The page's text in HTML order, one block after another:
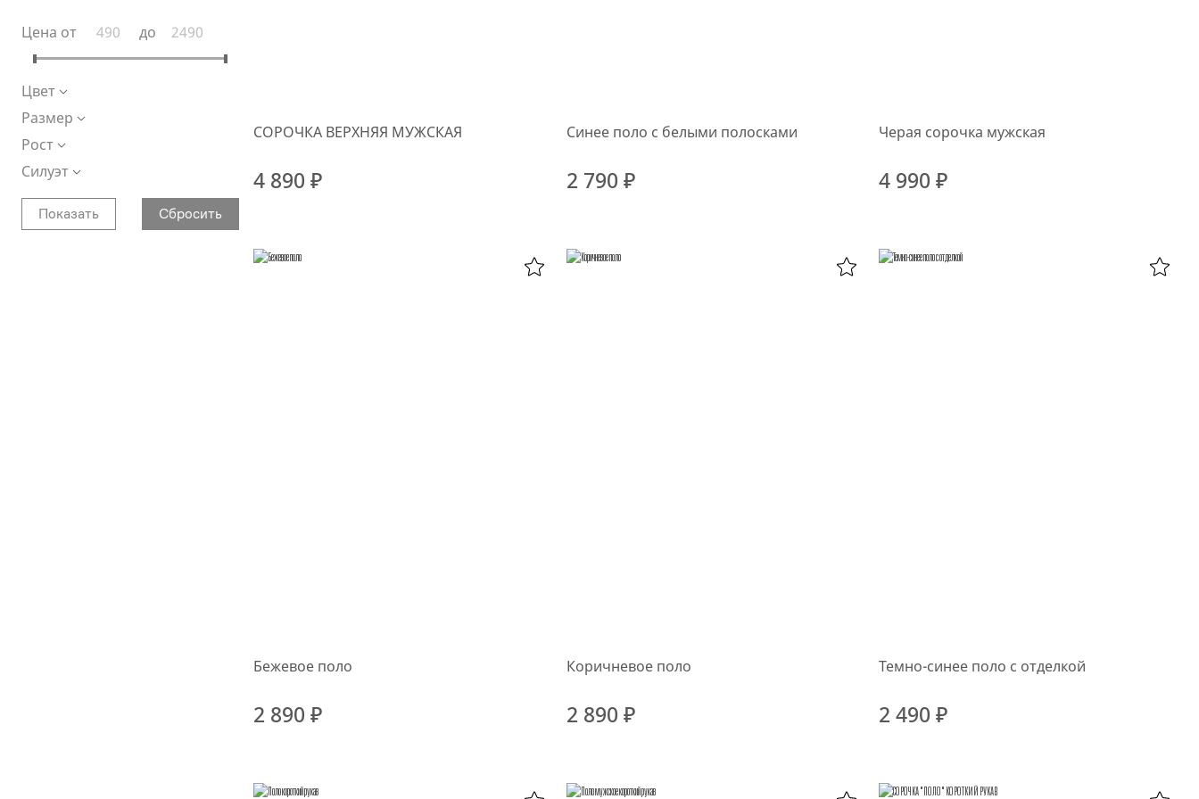
Цена от до
Цвет
Размер
Рост
Силуэт
СОРОЧКА ВЕРХНЯЯ МУЖСКАЯ
4 890 ₽
Синее поло с белыми полосками
2 790 ₽
Черая сорочка мужская
4 990 ₽
Бежевое поло
2 890 ₽
Коричневое поло
2 890 ₽
Темно-синее поло с отделкой
2 490 ₽